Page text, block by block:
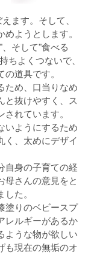
ます。そして、
ようとします。
そして"食べる
ちよくつないで、
道具です。
ため、口当りなめ
と抜けやすく、ス
れています。
いようにするため
く、太めにデザイ
自身の子育ての経
母さんの意見をと
た。
塗りのベビースプ
レルギーがあるか
ような物が欲しい
も現在の無垢のオ